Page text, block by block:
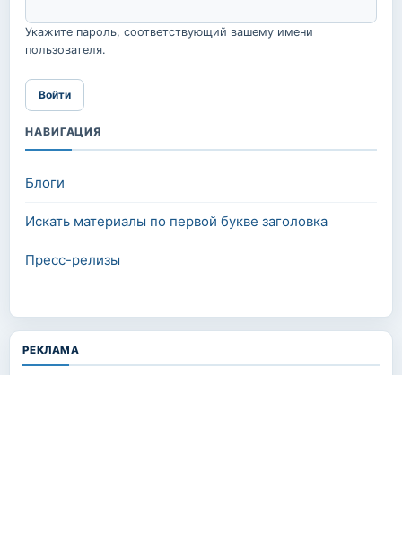
Укажите пароль, соответствующий вашему имени
пользователя.
НАВИГАЦИЯ
Блоги
Искать материалы по первой букве заголовка
Пресс-релизы
РЕКЛАМА